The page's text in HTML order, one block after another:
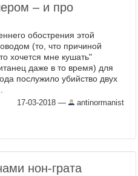
– и про
обострения этой
(то, что причиной
хочется мне кушать"
даже в то время) для
послужило убийство двух
17-03-2018 — antinormanist
нон-грата